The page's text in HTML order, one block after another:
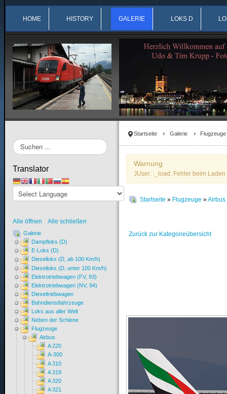
HOME HISTORY GALERIE LOKS D
Startseite Galerie Flugzeuge
Warnung
JUser: :_load: Fehler beim
Startseite » Flugzeuge »Airbus
Zurück zur Kategorieübersicht
Suchen
...
Translator
Alle öffnen Alle schließen
Galerie
Dampfloks (D)
E-Loks (D)
Dieselloks (D, ab 100 Km/h)
Dieselloks (D, unter 100 Km/h)
Elektrotriebwagen (FV, 93)
Elektrotriebwagen (NV, 94)
Dieseltriebwagen
Bahndienstfahrzeuge
Loks aus aller Welt
Neben der Schiene
Flugzeuge
Airbus
A 220
A-300
A 310
A 319
A 320
A 321